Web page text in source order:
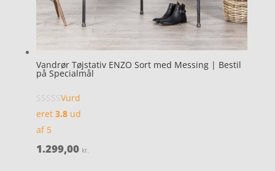
Vandrør Tøjstativ ENZO Sort med Messing | Bestil
på Specialmål
Vurd
eret 3.8ud
af 5
1.299,00 kr.